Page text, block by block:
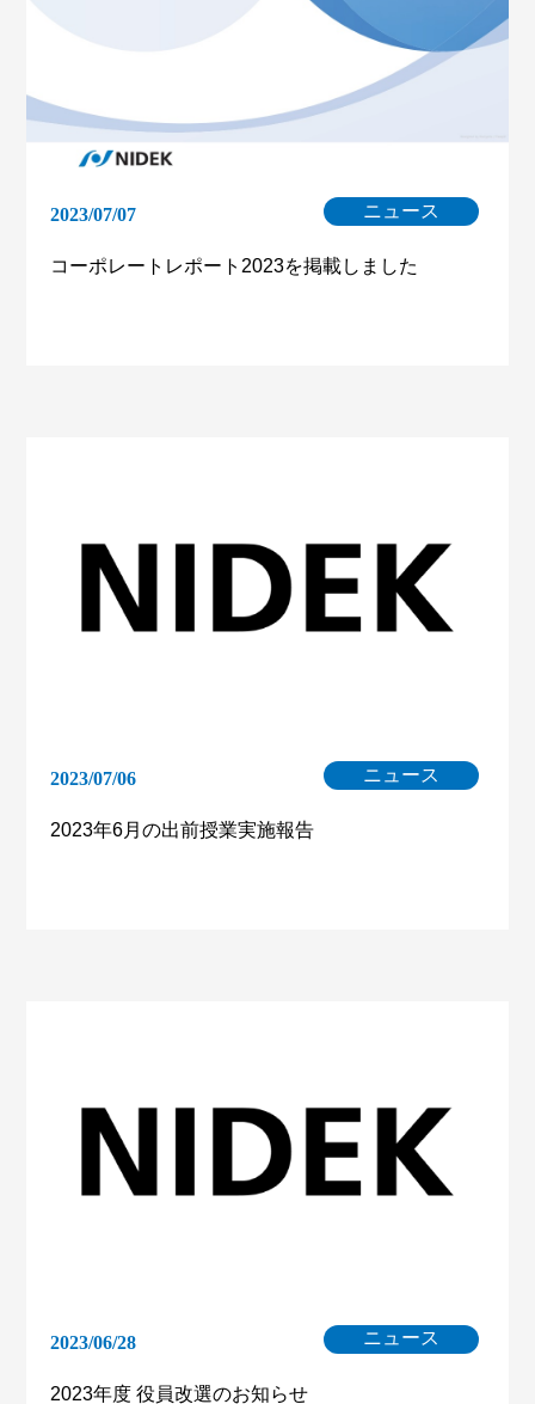
2023/07/07 ニュース
コーポレートレポート2023を掲載しました
2023/07/06 ニュース
2023年6月の出前授業実施報告
2023/06/28 ニュース
2023年度 役員改選のお知らせ